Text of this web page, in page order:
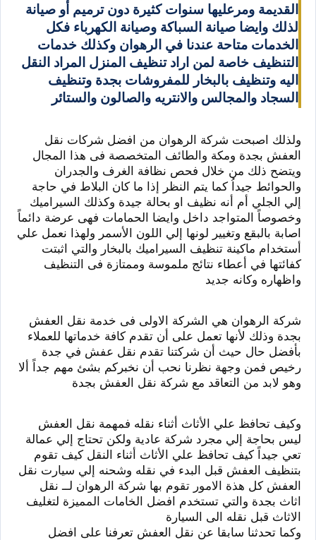
القديمة ومرعليها سنوات كثيرة دون ترميم أو صيانة
لذلك وايضا صيانة السباكة وصيانة الكهرباء فكل
الخدمات متاحة عندنا في الرهوان وكذلك خدمات
التنظيف خاصة لمن اراد تنظيف المنزل المراد النقل
اليه وتنظيف بالبخار للمفروشات بجدة وتنظيف
السجاد والمجالس والانتريه والصالون والستائر
ولذلك اصبحت شركة الرهوان من افضل شركات نقل
العفش بجدة ومكة والطائف المتخصصة فى هذا المجال
ويتضح ذلك من خلال فحص نظافة الغرف والجدران
والحوائط جيداُ كما يتم النظر إذا ما كان البلاط في حاجة
إلي الجلي أم أنه نظيف او بحالة جيدة وكذلك السيراميك
وخصوصاً المتواجد داخل وايضا الحمامات فهى عرضة دائماً
اصابة بالبقع وتغيير لونها إلي اللون الأسمر ولهذا نعمل علي
أستخدام ماكينة تنظيف السيراميك بالبخار والتي اثبتت
كفائتها في أعطاء نتائج ملموسة وممتازة فى التنظيف
واظهاره وكانه جديد
شركة الرهوان هي الشركة الاولى فى خدمة نقل العفش
بجدة وذلك لأنها تعمل على أن تقدم كافة خدماتها للعملاء
بأفضل حال حيث أن شركتنا تقدم نقل عفش في جدة
رخيص فمن وجهة نظرنا نحب أن نخبركم بشئ مهم جداً ألا
وهو لابد من التعاقد مع شركة نقل العفش بجدة
وكيف تحافظ علي الأثاث أثناء نقله فمهمة نقل العفش
ليس بحاجة إلي مجرد شركة عادية ولكن تحتاج إلي عمالة
تعي جيداً كيف تحافظ علي الأثاث أثناء النقل كيف تقوم
بتنظيف العفش قبل البدء في نقله وشحنه إلي سيارت نقل
العفش كل هذة الامور تقوم بها شركة الرهوان لــ نقل
اثاث بجدة والتي تستخدم افضل الخامات المميزة لتغليف
الاثاث قبل نقله الى السيارة
وكما تحدثنا سابقا عن نقل العفش تعرفنا على افضل